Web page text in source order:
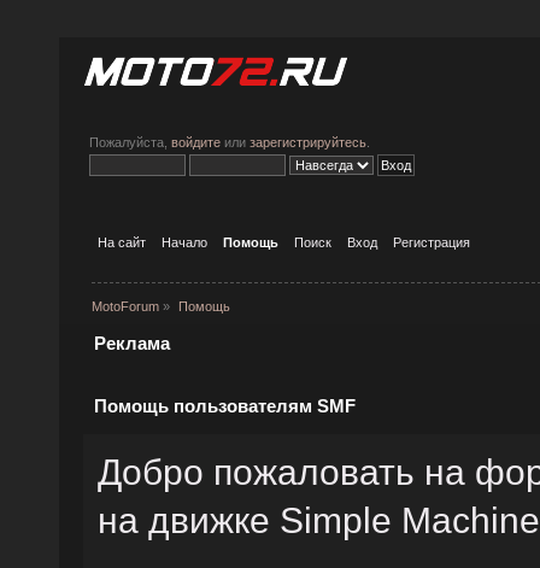
Пожалуйста, войдите или зарегистрируйтесь
На сайт Начало Помощь Поиск Вход Регистрация
MotoForum » Помощь
Реклама
Помощь пользователям SMF
Добро пожаловать на
на движке Simple